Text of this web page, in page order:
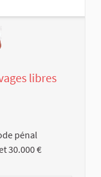
libres
pénal
30.000 €